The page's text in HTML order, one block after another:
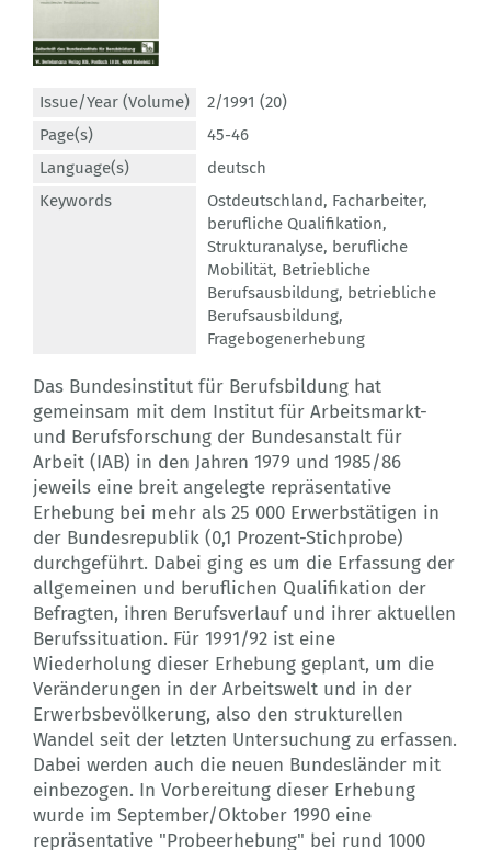
Issue/Year (Volume)
2/1991 (20)
Page(s)
45-46
Language(s)
deutsch
Keywords
Ostdeutschland, Facharbeiter,
berufliche Qualifikation,
Strukturanalyse, berufliche
Mobilität, Betriebliche
Berufsausbildung, betriebliche
Berufsausbildung,
Fragebogenerhebung
Das Bundesinstitut für Berufsbildung hat
gemeinsam mit dem Institut für Arbeitsmarkt-
und Berufsforschung der Bundesanstalt für
Arbeit (IAB) in den Jahren 1979 und 1985/86
jeweils eine breit angelegte repräsentative
Erhebung bei mehr als 25 000 Erwerbstätigen in
der Bundesrepublik (0,1 Prozent-Stichprobe)
durchgeführt. Dabei ging es um die Erfassung der
allgemeinen und beruflichen Qualifikation der
Befragten, ihren Berufsverlauf und ihrer aktuellen
Berufssituation. Für 1991/92 ist eine
Wiederholung dieser Erhebung geplant, um die
Veränderungen in der Arbeitswelt und in der
Erwerbsbevölkerung, also den strukturellen
Wandel seit der letzten Untersuchung zu erfassen.
Dabei werden auch die neuen Bundesländer mit
einbezogen. In Vorbereitung dieser Erhebung
wurde im September/Oktober 1990 eine
repräsentative "Probeerhebung" bei rund 1000